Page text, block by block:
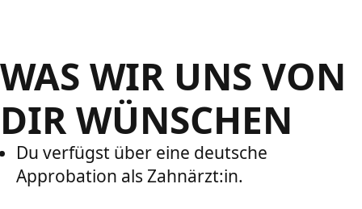
WAS WIR UNS VON
DIR WÜNSCHEN
Du verfügst über eine deutsche
Approbation als Zahnärzt:in.